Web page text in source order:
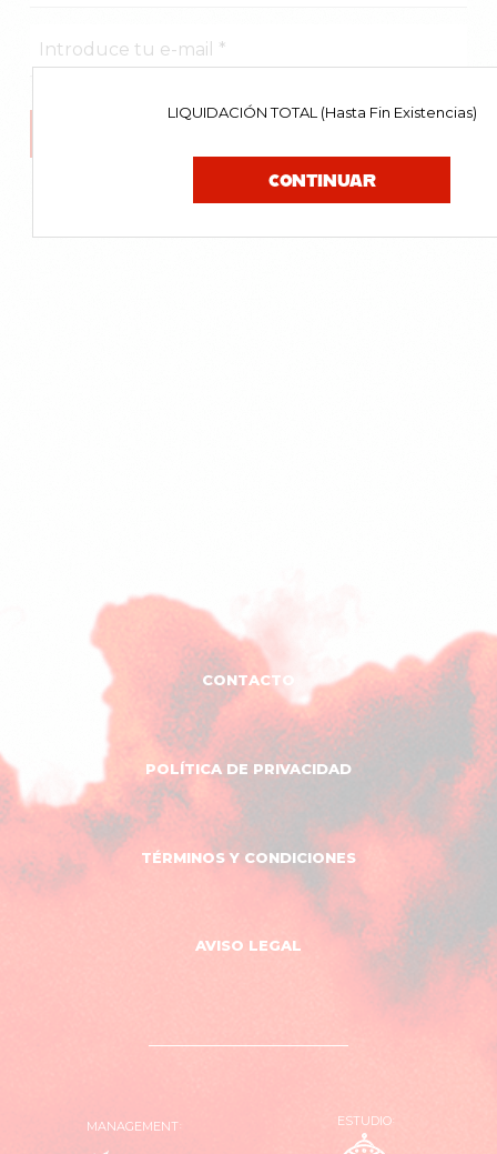
LIQUIDACIÓN TOTAL (Hasta Fin Existencias)
CONTINUAR
CONTACTO
POLÍTICA DE PRIVACIDAD
TÉRMINOS Y CONDICIONES
AVISO LEGAL
MANAGEMENT ESTUDIO